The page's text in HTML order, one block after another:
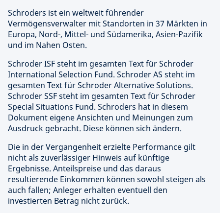
Schroders ist ein weltweit führender
Vermögensverwalter mit Standorten in 37 Märkten in
Europa, Nord-, Mittel- und Südamerika, Asien-Pazifik
und im Nahen Osten.
Schroder ISF steht im gesamten Text für Schroder
International Selection Fund. Schroder AS steht im
gesamten Text für Schroder Alternative Solutions.
Schroder SSF steht im gesamten Text für Schroder
Special Situations Fund. Schroders hat in diesem
Dokument eigene Ansichten und Meinungen zum
Ausdruck gebracht. Diese können sich ändern.
Die in der Vergangenheit erzielte Performance gilt
nicht als zuverlässiger Hinweis auf künftige
Ergebnisse. Anteilspreise und das daraus
resultierende Einkommen können sowohl steigen als
auch fallen; Anleger erhalten eventuell den
investierten Betrag nicht zurück.